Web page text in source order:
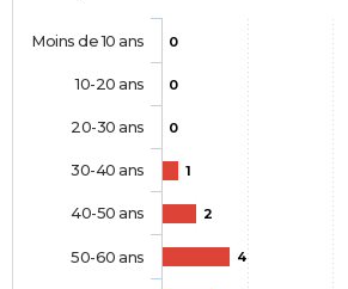
0
0
0
1
2
4
Moins de 10 ans
10-20 ans
20-30 ans
30-40 ans
40-50 ans
50-60 ans